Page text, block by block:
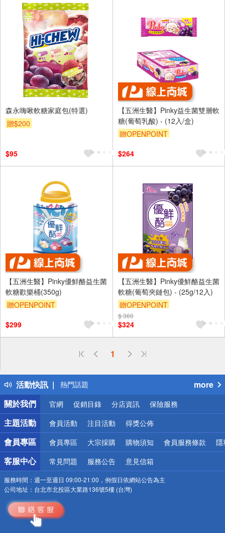
森永嗨啾軟糖家庭包(特選)
贈$200
$95
【五洲生醫】Pinky益生菌雙層軟
糖(葡萄乳酸) - (12入/盒)
贈OPENPOINT
$264
【五洲生醫】Pinky優鮮酪益生菌
軟糖歡樂桶(350g)
贈OPENPOINT
$299
【五洲生醫】Pinky優鮮酪益生菌
軟糖(葡萄夾鏈包) - (25g/12入)
贈OPENPOINT
$ 360
$324
1
活動快訊
偏遠地區配送
得獎公告
熱門話題
銀行優惠
偏遠地區配送
詐騙網頁！請小心！
more
關於我們
官網 促銷目錄 分店資訊 保險服務
主題活動 會員活動 注目活動 得獎公佈
會員專區 會員專區 大宗採購 購物須知 會員服務條款 隱
客服中心 常見問題 服務公告 意見信箱
服務時間： 週一至週日 09:00-21:00，例假日依網站公告為主
公司地址： 台北市北投區大業路136號5樓 (台灣)